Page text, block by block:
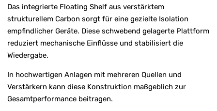
Das integrierte Floating Shelf aus verstärktem
strukturellem Carbon sorgt für eine gezielte Isolation
empfindlicher Geräte. Diese schwebend gelagerte Plattform
reduziert mechanische Einflüsse und stabilisiert die
Wiedergabe.
In hochwertigen Anlagen mit mehreren Quellen und
Verstärkern kann diese Konstruktion maßgeblich zur
Gesamtperformance beitragen.